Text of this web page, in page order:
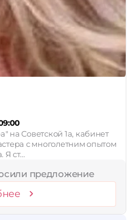
на Советской 1а, кабинет
с многолетним опытом
Я ст…
предложение